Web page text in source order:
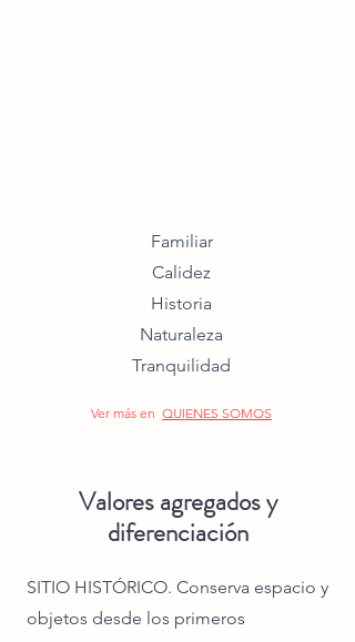
Familiar
Calidez
Historia
Naturaleza
Tranquilidad
Ver más en QUIENES SOMOS
Valores agregados y
diferenciación
SITIO HISTÓRICO. Conserva espacio y
objetos desde los primeros